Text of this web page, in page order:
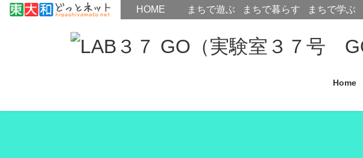
ス
ン
Home
HOMEHOME まちで遊ぶ まちで暮らす まちで学ぶ